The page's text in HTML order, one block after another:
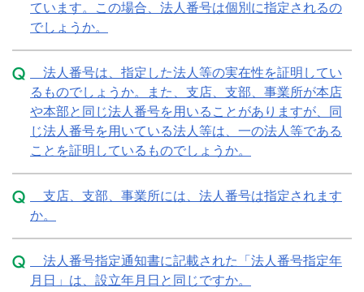
ています。この場合、法人番号は個別に指定されるの
でしょうか。
法人番号は、指定した法人等の実在性を証明してい
るものでしょうか。また、支店、支部、事業所が本店
や本部と同じ法人番号を用いることがありますが、同
じ法人番号を用いている法人等は、一の法人等である
ことを証明しているものでしょうか。
支店、支部、事業所には、法人番号は指定されます
か。
法人番号指定通知書に記載された「法人番号指定年
月日」は、設立年月日と同じですか。